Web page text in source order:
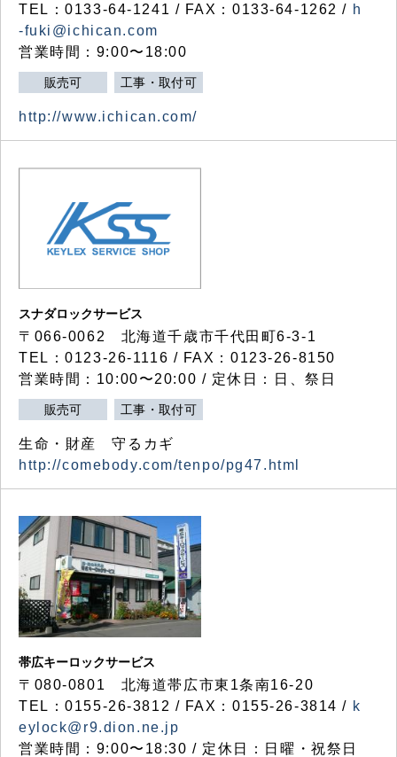
TEL：0133-64-1241 / FAX：0133-64-1262 / h
-fuki@ichican.com
営業時間：9:00〜18:00
販売可 工事・取付可
http://www.ichican.com/
スナダロックサービス
〒066-0062 北海道千歳市千代田町6-3-1
TEL：0123-26-1116 / FAX：0123-26-8150
営業時間：10:00〜20:00 / 定休日：日、祭日
販売可 工事・取付可
生命・財産 守るカギ
http://comebody.com/tenpo/pg47.html
帯広キーロックサービス
〒080-0801 北海道帯広市東1条南16-20
TEL：0155-26-3812 / FAX：0155-26-3814 / k
eylock@r9.dion.ne.jp
営業時間：9:00〜18:30 / 定休日：日曜・祝祭日